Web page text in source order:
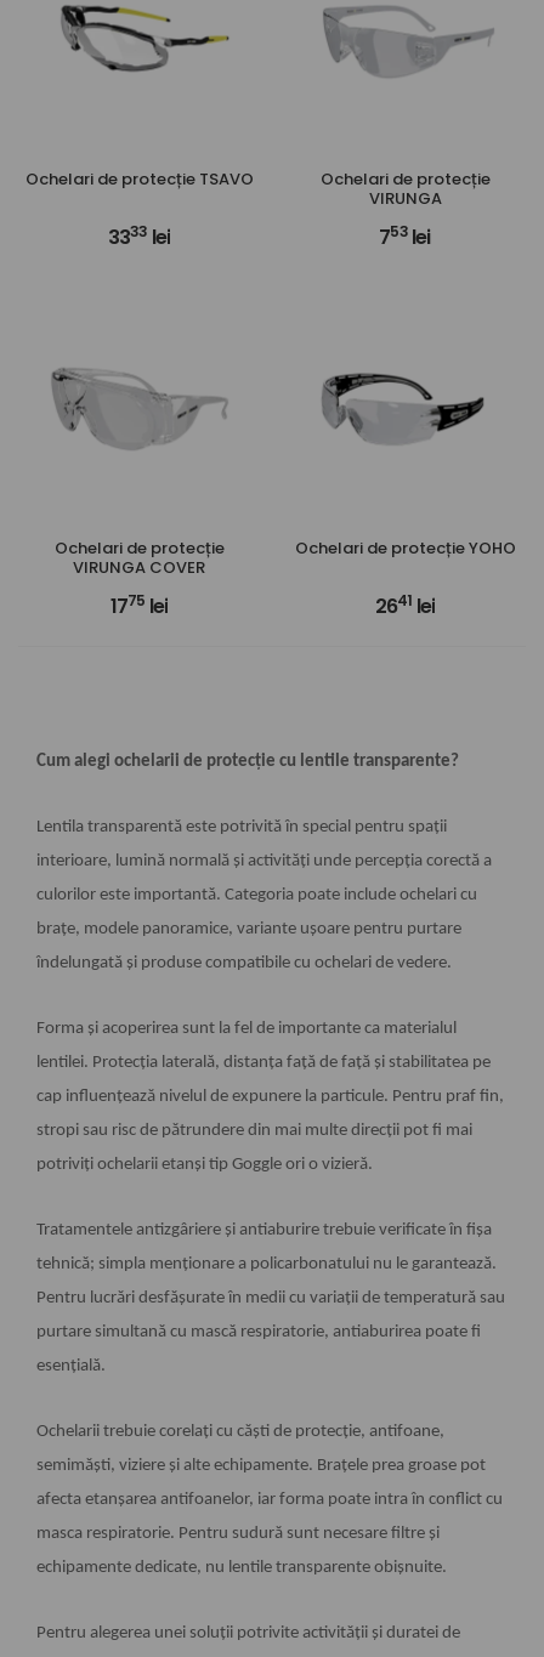
Ochelari de protecție TSAVO
3333 lei
Ochelari de protecție
VIRUNGA
753lei
Ochelari de protecție
VIRUNGA COVER
1775 lei
Ochelari de protecție YOHO
2641 lei
Cum alegi ochelarii de protecție cu lentile transparente?
Lentila transparentă este potrivită în special pentru spații
interioare, lumină normală și activități unde percepția corectă a
culorilor este importantă. Categoria poate include ochelari cu
brațe, modele panoramice, variante ușoare pentru purtare
îndelungată și produse compatibile cu ochelari de vedere.
Forma și acoperirea sunt la fel de importante ca materialul
lentilei. Protecția laterală, distanța față de față și stabilitatea pe
cap influențează nivelul de expunere la particule. Pentru praf fin,
stropi sau risc de pătrundere din mai multe direcții pot fi mai
potriviți ochelarii etanși tip Goggle ori o vizieră.
Tratamentele antizgâriere și antiaburire trebuie verificate în fișa
tehnică; simpla menționare a policarbonatului nu le garantează.
Pentru lucrări desfășurate în medii cu variații de temperatură sau
purtare simultană cu mască respiratorie, antiaburirea poate fi
esențială.
Ochelarii trebuie corelați cu căști de protecție, antifoane,
semimăști, viziere și alte echipamente. Brațele prea groase pot
afecta etanșarea antifoanelor, iar forma poate intra în conflict cu
masca respiratorie. Pentru sudură sunt necesare filtre și
echipamente dedicate, nu lentile transparente obișnuite.
Pentru alegerea unei soluții potrivite activității și duratei de